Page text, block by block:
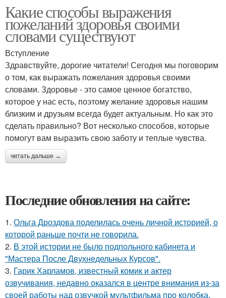
Какие способы выражения
пожеланий здоровья своими
словами существуют
Вступление
Здравствуйте, дорогие читатели! Сегодня мы поговорим
о том, как выражать пожелания здоровья своими
словами. Здоровье - это самое ценное богатство,
которое у нас есть, поэтому желание здоровья нашим
близким и друзьям всегда будет актуальным. Но как это
сделать правильно? Вот несколько способов, которые
помогут вам выразить свою заботу и теплые чувства.
читать дальше →
Последние обновления на сайте:
1. Ольга Дроздова поделилась очень личной историей, о
которой раньше почти не говорила.
2. В этой истории не было подпольного кабинета и
"Мастера После Двухнедельных Курсов".
3. Гарик Харламов, известный комик и актер
озвучивания, недавно оказался в центре внимания из-за
своей работы над озвучкой мультфильма про колобка.